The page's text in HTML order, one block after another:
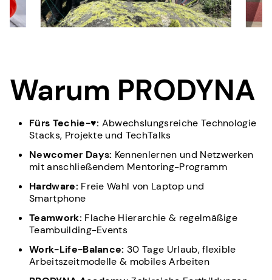
Warum PRODYNA
Fürs Techie-♥: Abwechslungsreiche Technologie
Stacks, Projekte und TechTalks
Newcomer Days: Kennenlernen und Netzwerken
mit anschließendem Mentoring-Programm
Hardware: Freie Wahl von Laptop und
Smartphone
Teamwork: Flache Hierarchie & regelmäßige
Teambuilding-Events
Work-Life-Balance:30 Tage Urlaub, flexible
Arbeitszeitmodelle & mobiles Arbeiten